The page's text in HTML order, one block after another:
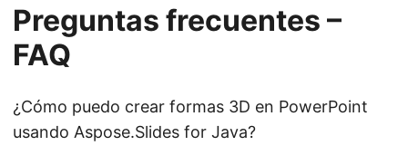
Preguntas frecuentes –
FAQ
¿Cómo puedo crear formas 3D en PowerPoint
usando Aspose.Slides for Java?